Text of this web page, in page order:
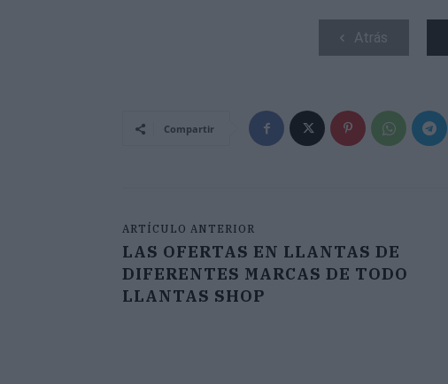
Atrás
Compartir
ARTÍCULO ANTERIOR
LAS OFERTAS EN LLANTAS DE
DIFERENTES MARCAS DE TODO
LLANTAS SHOP